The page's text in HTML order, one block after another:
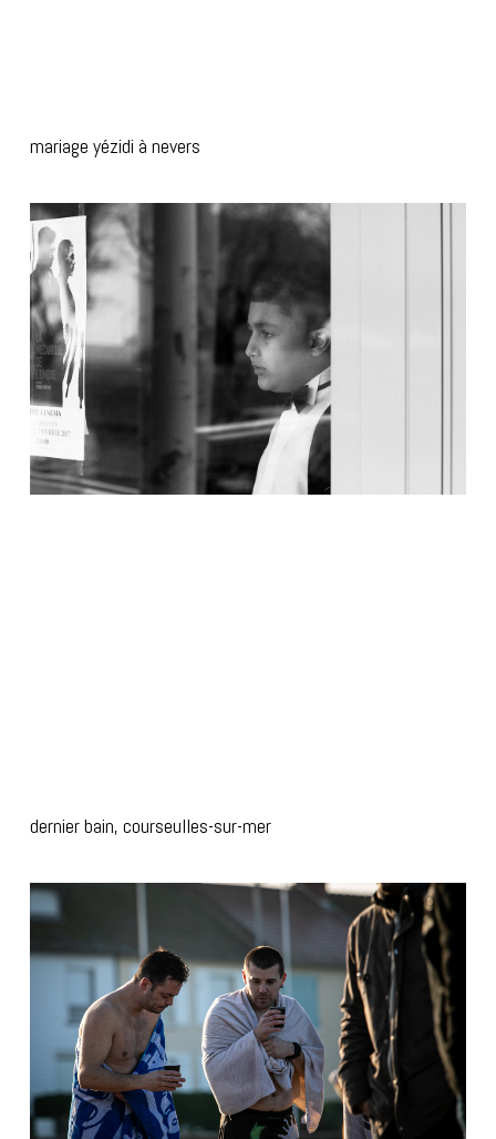
mariage yézidi à nevers
dernier bain, courseulles-sur-mer